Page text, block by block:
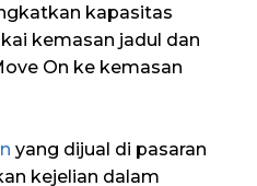
kapasitas
kemasan jadul dan
On ke kemasan
yang dijual di pasaran
kejelian dalam